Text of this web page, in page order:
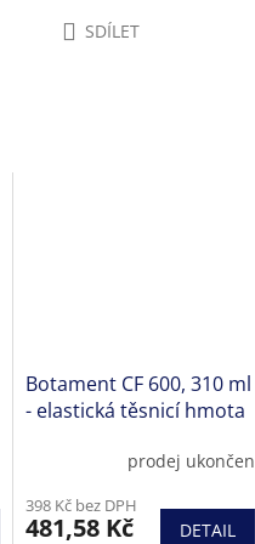
SDÍLET
Botament CF 600, 310 ml
- elastická těsnicí hmota
prodej ukončen
398 Kč bez DPH
481,58 Kč DETAIL